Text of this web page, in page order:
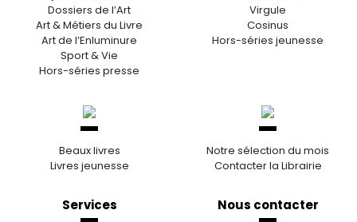
Dossiers de l’Art
Art & Métiers du Livre
Art de l’Enluminure
Sport & Vie
Hors-séries presse
Virgule
Cosinus
Hors-séries jeunesse
Beaux livres
Livres jeunesse
Notre sélection du mois
Contacter la Librairie
Services Nous contacter